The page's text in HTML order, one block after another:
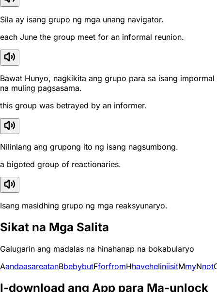
Sila ay isang grupo ng mga unang navigator.
each June the group meet for an informal reunion.
Bawat Hunyo, nagkikita ang grupo para sa isang impormal
na muling pagsasama.
this group was betrayed by an informer.
Nilinlang ang grupong ito ng isang nagsumbong.
a bigoted group of reactionaries.
Isang masidhing grupo ng mga reaksyunaryo.
Sikat na Mga Salita
Galugarin ang madalas na hinahanap na bokabularyo
AandaasareatanBbebybutFforfromHhaveheIiniisitMmyNnot
I-download ang App para Ma-unlock